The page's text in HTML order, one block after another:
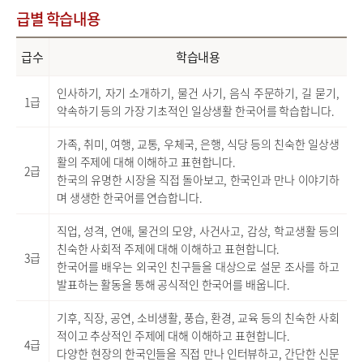
급별 학습내용
급수 학습내용
1급
인사하기, 자기 소개하기, 물건 사기, 음식 주문하기, 길 묻기,
약속하기 등의 가장 기초적인 일상생활 한국어를 학습합니다.
2급
가족, 취미, 여행, 교통, 우체국, 은행, 식당 등의 친숙한 일상생
활의 주제에 대해 이해하고 표현합니다.
한국의 유명한 시장을 직접 돌아보고, 한국인과 만나 이야기하
며 생생한 한국어를 연습합니다.
3급
직업, 성격, 연애, 물건의 모양, 사건사고, 감상, 학교생활 등의
친숙한 사회적 주제에 대해 이해하고 표현합니다.
한국어를 배우는 외국인 친구들을 대상으로 설문 조사를 하고
발표하는 활동을 통해 공식적인 한국어를 배웁니다.
4급
기후, 직장, 공연, 소비생활, 풍습, 환경, 교육 등의 친숙한 사회
적이고 추상적인 주제에 대해 이해하고 표현합니다.
다양한 현장의 한국인들을 직접 만나 인터뷰하고, 간단한 신문